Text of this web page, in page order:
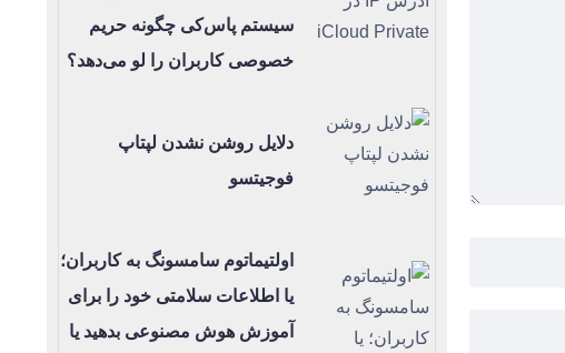
سیستم پاس‌کی چگونه حریم
خصوصی کاربران را لو می‌دهد؟
دلایل روشن نشدن لپتاپ
فوجیتسو
اولتیماتوم سامسونگ به کاربران؛
یا اطلاعات سلامتی خود را برای
آموزش هوش مصنوعی بدهید یا